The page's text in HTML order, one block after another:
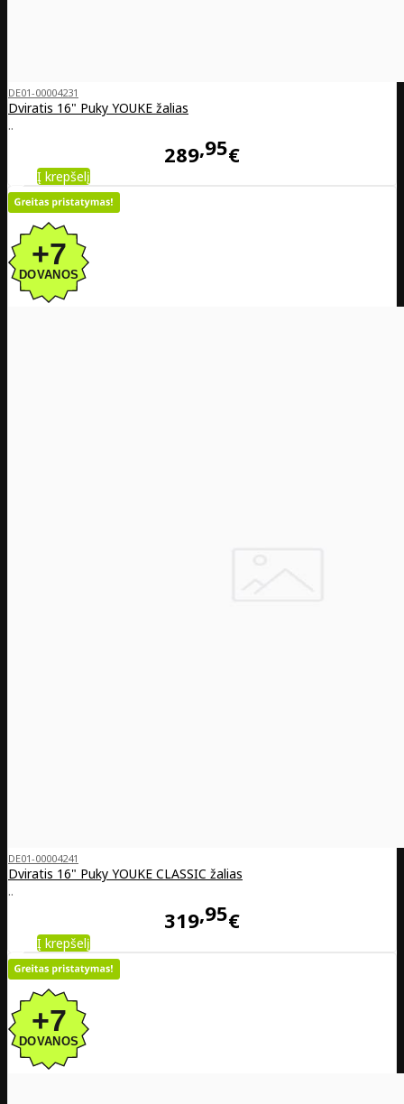
DE01-00004231
Dviratis 16" Puky YOUKE žalias
..
289 95€
Į krepšelį
DE01-00004241
Dviratis 16" Puky YOUKE CLASSIC žalias
..
319 95€
Į krepšelį